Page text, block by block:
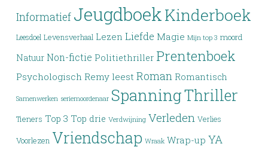
Informatief JeugdboekKinderboek
Leesdoel Levensverhaal Lezen Liefde Magie Mijn top 3 moord
Natuur Non-fictie Politiethriller Prentenboek
Psychologisch Remy leest Roman Romantisch
Samenwerken seriemoordenaar SpanningThriller
Tieners Top 3 Top drie Verdwijning Verleden Verlies
Voorlezen Vriendschap Wraak Wrap-up YA